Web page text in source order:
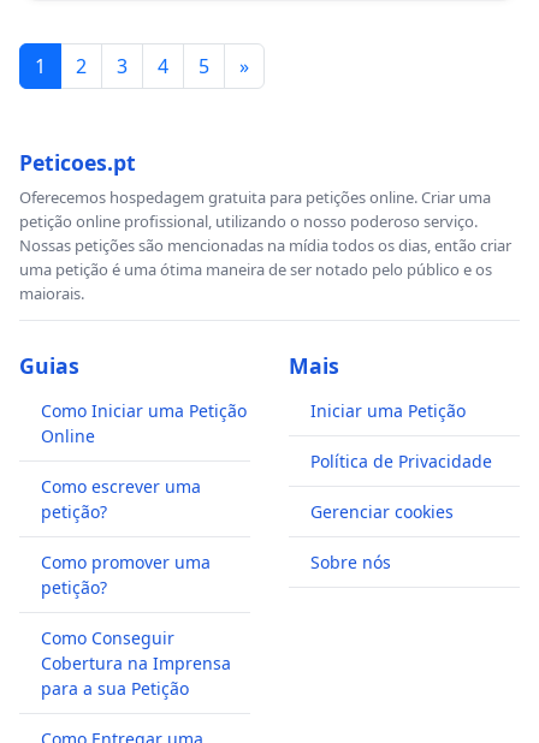
1 2 3 4 5 »
Peticoes.pt
Oferecemos hospedagem gratuita para petições online. Criar uma
petição online profissional, utilizando o nosso poderoso serviço.
Nossas petições são mencionadas na mídia todos os dias, então criar
uma petição é uma ótima maneira de ser notado pelo público e os
maiorais.
Guias
Como Iniciar uma Petição
Online
Como escrever uma
petição?
Como promover uma
petição?
Como Conseguir
Cobertura na Imprensa
para a sua Petição
Como Entregar uma
Mais
Iniciar uma Petição
Política de Privacidade
Gerenciar cookies
Sobre nós